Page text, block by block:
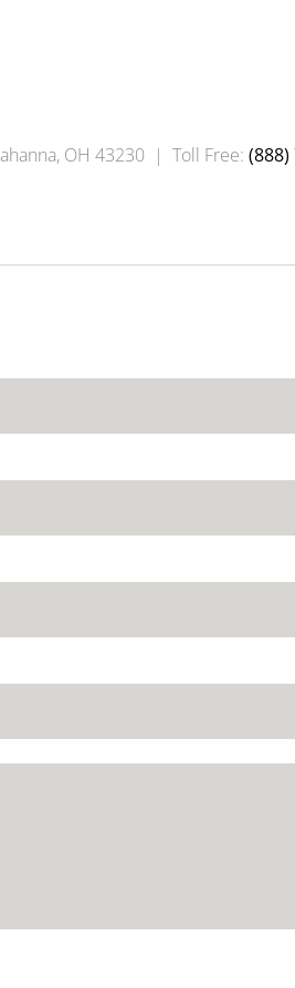
OH 43230 | Toll Free: (888)